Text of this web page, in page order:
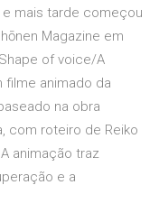
e mais tarde começou
Magazine em
of voice/A
filme animado da
na obra
com roteiro de Reiko
animação traz
e a